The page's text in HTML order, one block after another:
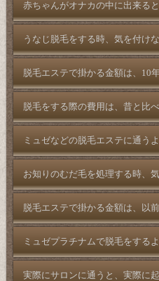
赤ちゃんがオナカの中に出来る
うなじ脱毛をする時、気を付け
脱毛エステで掛かる金額は、10
脱毛をする際の費用は、昔と比
ミュゼなどの脱毛エステに通う
お知りのむだ毛を処理する時、
脱毛エステで掛かる金額は、以
ミュゼプラチナムで脱毛をする
実際にサロンに通うと、実際に